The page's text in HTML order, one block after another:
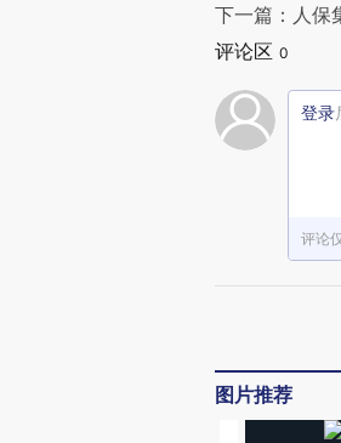
下一篇：人保
评论区 0
登录
评论
图片推荐